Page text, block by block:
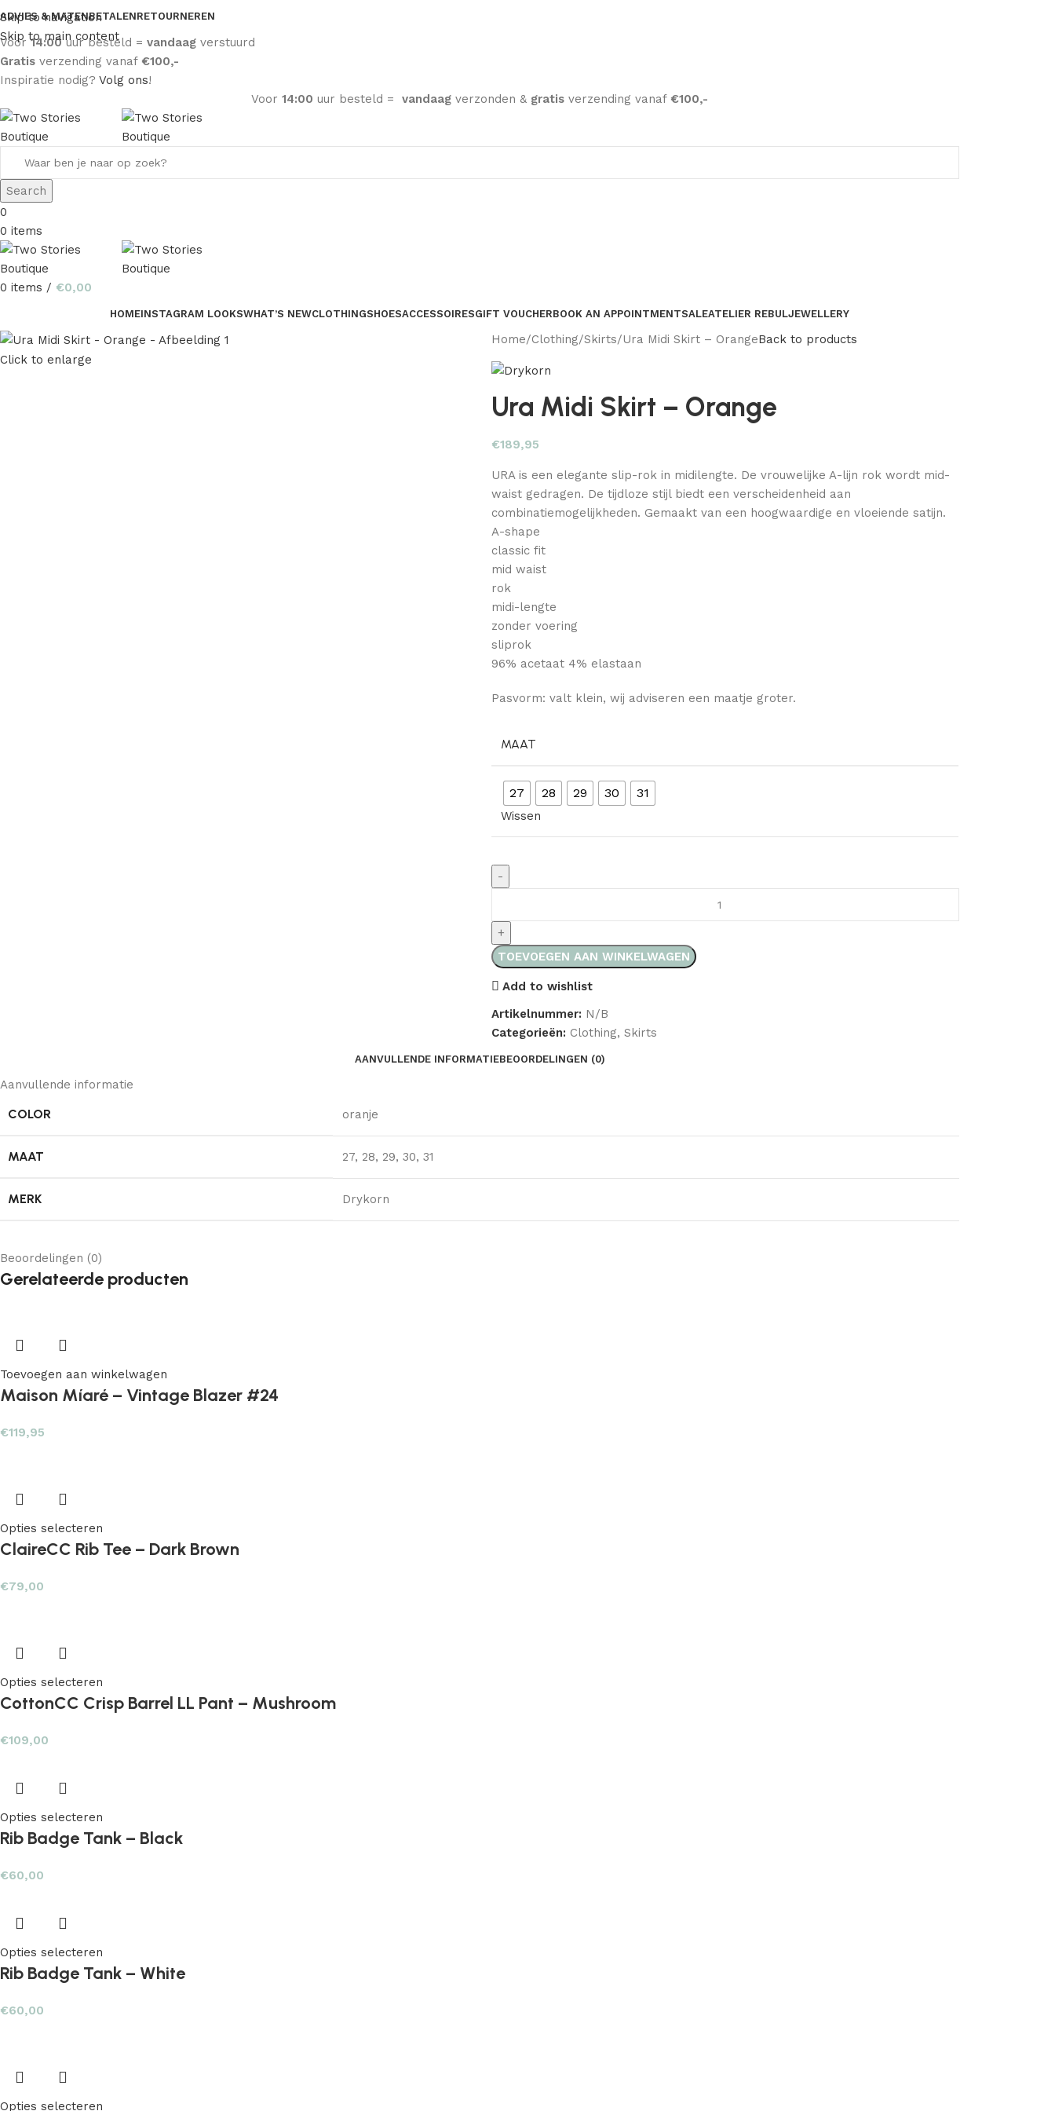
Skip to navigation
Skip to main content
ADVIES & MATENBETALENRETOURNEREN
Voor14:00uur besteld = vandaag verstuurd
Gratis verzending vanaf €100,-
Inspiratie nodig? Volg ons!
Voor 14:00 uur besteld = vandaag verzonden & gratis verzending vanaf €100,-
Search
0
0 items
0 items / €0,00
HOMEINSTAGRAM LOOKSWHAT’S NEWCLOTHINGSHOESACCESSOIRESGIFT VOUCHERBOOK AN APPOINTMENTSALEATELIER REBULJEWELLERY
Click to enlarge
Home Clothing Skirts Ura Midi Skirt – OrangeBack to products
Ura Midi Skirt – Orange
€189,95
URA is een elegante slip-rok in midilengte. De vrouwelijke A-lijn rok wordt mid-
waist gedragen. De tijdloze stijl biedt een verscheidenheid aan
combinatiemogelijkheden. Gemaakt van een hoogwaardige en vloeiende satijn.
A-shape
classic fit
mid waist
rok
midi-lengte
zonder voering
sliprok
96% acetaat 4% elastaan
Pasvorm: valt klein, wij adviseren een maatje groter.
MAAT
27 28 29 30 31
Wissen
TOEVOEGEN AAN WINKELWAGEN
Add to wishlist
Artikelnummer: N/B
Categorieën: Clothing, Skirts
AANVULLENDE INFORMATIEBEOORDELINGEN (0)
Aanvullende informatie
COLOR oranje
MAAT 27, 28, 29, 30, 31
MERK Drykorn
Beoordelingen (0)
Gerelateerde producten
Toevoegen aan winkelwagen
Maison Míaré – Vintage Blazer #24
€119,95
Opties selecteren
ClaireCC Rib Tee – Dark Brown
€79,00
Opties selecteren
CottonCC Crisp Barrel LL Pant – Mushroom
€109,00
Opties selecteren
Rib Badge Tank – Black
€60,00
Opties selecteren
Rib Badge Tank – White
€60,00
Opties selecteren